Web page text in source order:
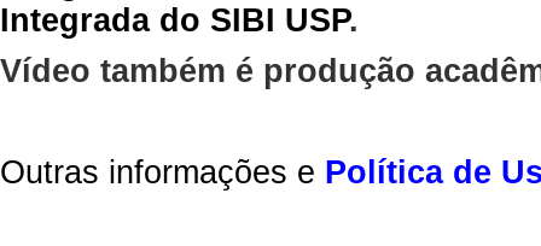
Integrada do SIBI USP.
Vídeo também é produção
Outras informações e Política de